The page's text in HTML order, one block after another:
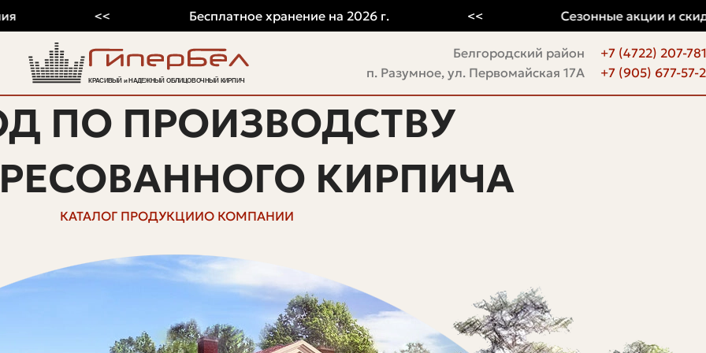
Белгородский район
п. Разумное, ул. Первомайская 17А
+7 (4722) 207-781
+7 (905) 677-57-
ПО ПРОИЗВОДСТВУ
КИРПИЧА
КАТАЛОГ ПРОДУКЦИИО КОМПАНИИ
Бесплатное хранение на 2026 г. Сезонные акции и скидки